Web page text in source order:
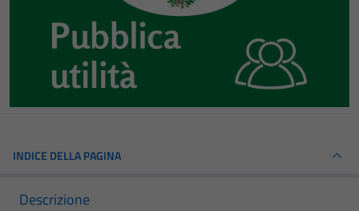
INDICE DELLA PAGINA
Descrizione